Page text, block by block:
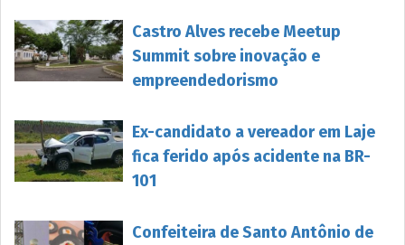
Castro Alves recebe Meetup
Summit sobre inovação e
empreendedorismo
Ex-candidato a vereador em Laje
fica ferido após acidente na BR-
101
Confeiteira de Santo Antônio de